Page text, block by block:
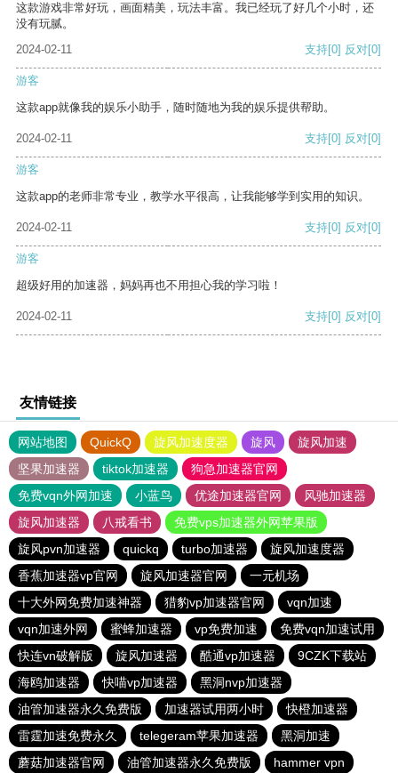
这款游戏非常好玩，画面精美，玩法丰富。我已经玩了好几个小时，还
没有玩腻。
2024-02-11
支持[0] 反对[0]
游客
这款app就像我的娱乐小助手，随时随地为我的娱乐提供帮助。
2024-02-11 支持[0] 反对[0]
游客
这款app的老师非常专业，教学水平很高，让我能够学到实用的知识。
2024-02-11 支持[0] 反对[0]
游客
超级好用的加速器，妈妈再也不用担心我的学习啦！
2024-02-11 支持[0] 反对[0]
友情链接
网站地图 QuickQ 旋风加速度器 旋风
旋风加速
坚果加速器
tiktok加速器
狗急加速器官网
免费vqn外网加速
小蓝鸟 优途加速器官网
风驰加速器
旋风加速器
八戒看书
免费vps加速器外网苹果版
旋风pvn加速器
quickq turbo加速器
旋风加速度器
香蕉加速器vp官网
旋风加速器官网
一元机场
十大外网免费加速神器
猎豹vp加速器官网
vqn加速
vqn加速外网
蜜蜂加速器 vp免费加速
免费vqn加速试用
快连vn破解版
旋风加速器 酷通vp加速器
9CZK下载站
海鸥加速器
快喵vp加速器
黑洞nvp加速器
油管加速器永久免费版
加速器试用两小时
快橙加速器
雷霆加速免费永久
telegeram苹果加速器
黑洞加速
蘑菇加速器官网
油管加速器永久免费版 hammer vpn